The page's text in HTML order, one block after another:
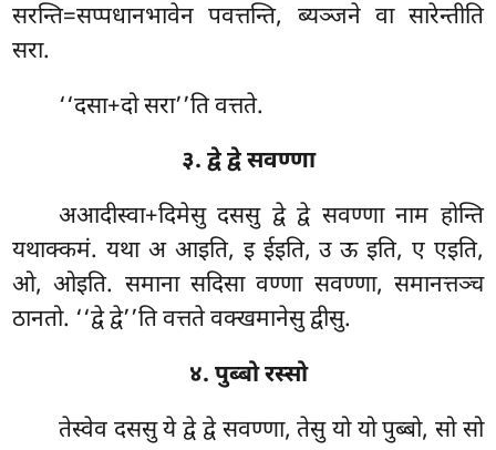
सरन्ति=सप्पधानभावेन पवत्तन्ति, ब्यञ्जने वा सारेन्तीति
सरा.
‘‘दसा+दो सरा’’ति वत्तते.
३. द्वे द्वे सवण्णा
अआदीस्वा+दिमेसु दससु द्वे द्वे सवण्णा नाम होन्ति
यथाक्कमं. यथा अ आइति, इ ईइति, उ ऊ इति, ए एइति,
ओ, ओइति. समाना सदिसा वण्णा सवण्णा, समानत्तञ्च
ठानतो. ‘‘द्वे द्वे’’ति वत्तते वक्खमानेसु द्वीसु.
४. पुब्बो रस्सो
तेस्वेव दससु ये द्वे द्वे सवण्णा, तेसु यो यो पुब्बो, सो सो